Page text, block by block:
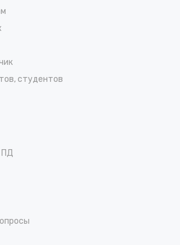
студентов
ПД